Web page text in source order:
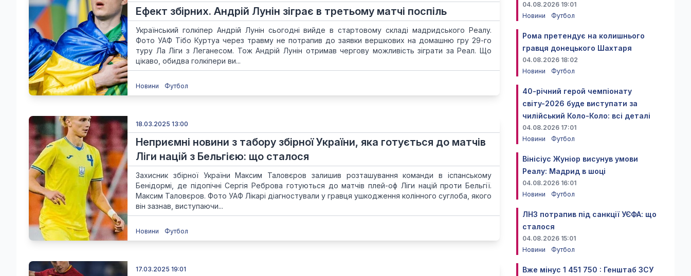
Ефект збірних. Андрій Лунін зіграє в третьому матчі поспіль
Український голкіпер Андрій Лунін сьогодні вийде в стартовому складі мадридського Реалу.
Фото УАФ Тібо Куртуа через травму не потрапив до заявки вершкових на домашню гру 29-го
туру Ла Ліги з Леганесом. Тож Андрій Лунін отримав чергову можливість зіграти за Реал. Що
цікаво, обидва голкіпери ви...
Новини Футбол
18.03.2025 13:00
Неприємні новини з табору збірної України, яка готується до матчів
Ліги націй з Бельгією: що сталося
Захисник збірної України Максим Таловєров залишив розташування команди в іспанському
Бенідормі, де підопічні Сергія Реброва готуються до матчів плей-оф Ліги націй проти Бельгії.
Максим Таловєров. Фото УАФ Лікарі діагностували у гравця ушкодження колінного суглоба, якого
він зазнав, виступаючи...
Новини Футбол
17.03.2025 19:01
04.08.2026 19:01
Новини
Футбол
Рома претендує на колишнього
гравця донецького Шахтаря
04.08.2026 18:02
Новини
Футбол
40-річний герой чемпіонату
світу-2026 буде виступати за
чилійський Коло-Коло: всі деталі
04.08.2026 17:01
Новини
Футбол
Вінісіус Жуніор висунув умови
Реалу: Мадрид в шоці
04.08.2026 16:01
Новини
Футбол
ЛНЗ потрапив під санкції УЄФА: що
сталося
04.08.2026 15:01
Новини
Футбол
Вже мінус 1 451 750 : Генштаб ЗСУ